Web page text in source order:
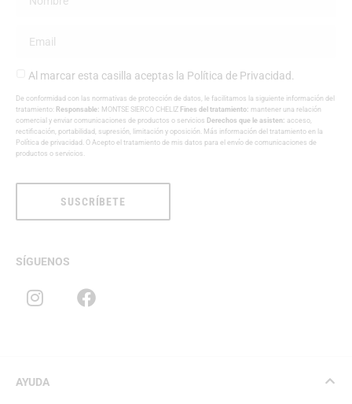
Al marcar esta casilla aceptas la Política de Privacidad.
De conformidad con las normativas de protección de datos, le facilitamos la siguiente información del
tratamiento: Responsable: MONTSE SIERCO CHELIZ Fines del tratamiento: mantener una relación
comercial y enviar comunicaciones de productos o servicios Derechos que le asisten: acceso,
rectificación, portabilidad, supresión, limitación y oposición. Más información del tratamiento en la
Política de privacidad . O Acepto el tratamiento de mis datos para el envío de comunicaciones de
productos o servicios.
SUSCRÍBETE
SÍGUENOS
AYUDA